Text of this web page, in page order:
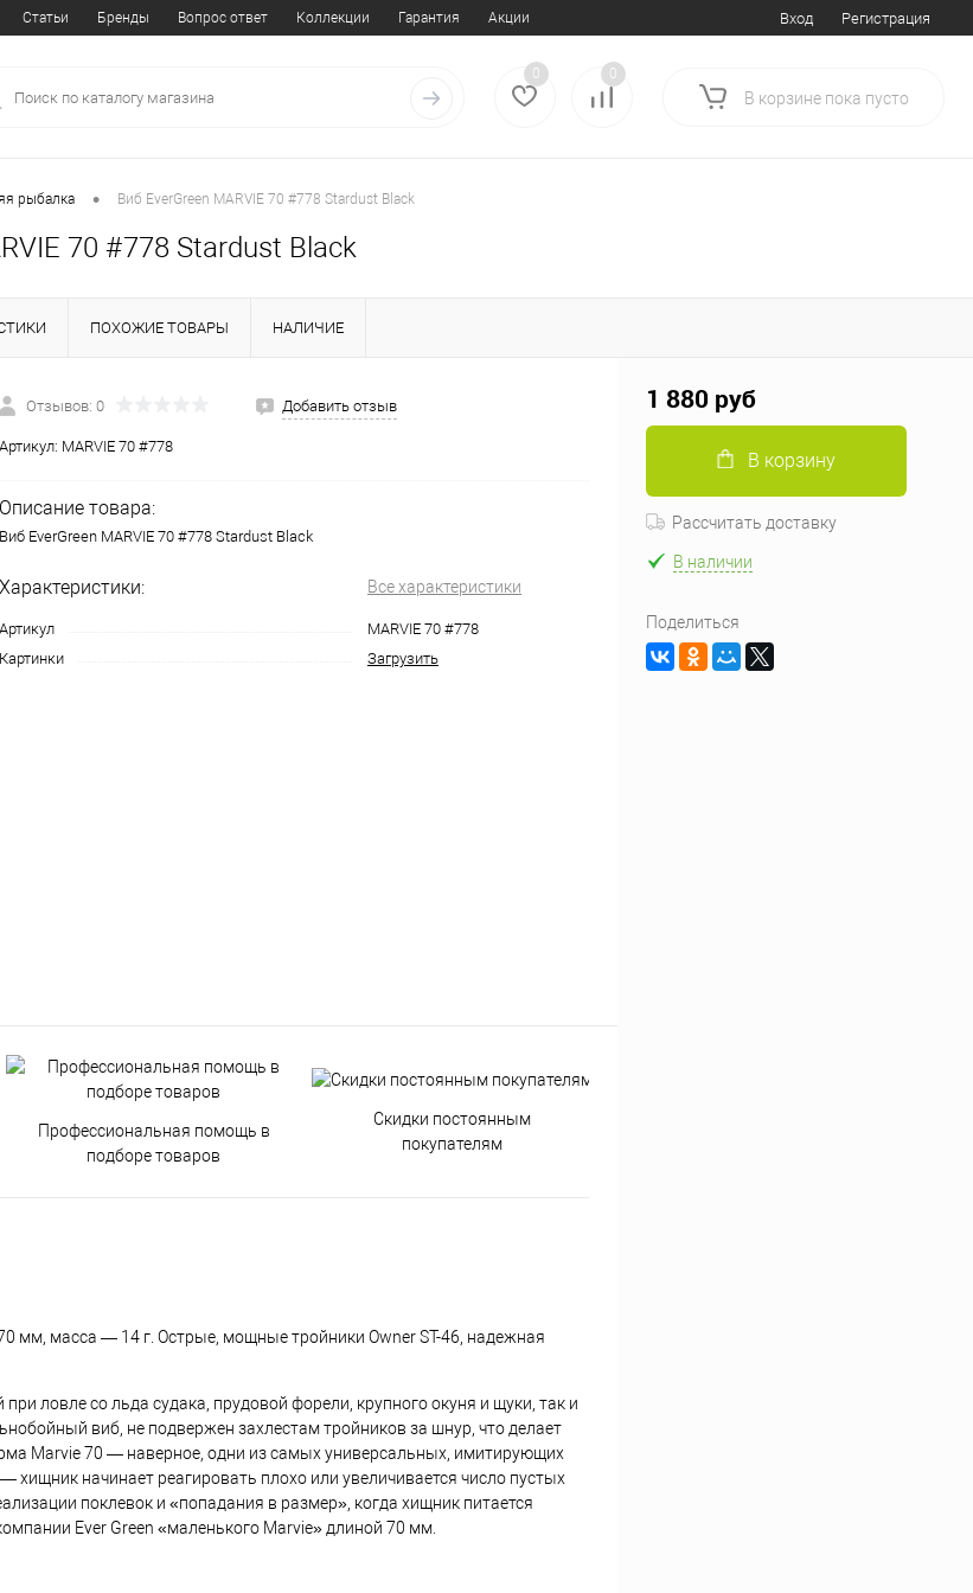
Статьи Бренды Вопрос ответ Коллекции Гарантия Акции Вход Регистрация
0 0
В корзине пока пусто
рыбалка • Виб EverGreen MARVIE 70 #778 Stardust Black
70 #778 Stardust Black
ПОХОЖИЕ ТОВАРЫ НАЛИЧИЕ
Отзывов: 0 Добавить отзыв
Артикул: MARVIE 70 #778
Описание товара:
Виб EverGreen MARVIE 70 #778 Stardust Black
Характеристики: Все характеристики
Артикул
MARVIE 70 #778
Картинки
Загрузить
Профессиональная помощь в
подборе товаров
Скидки постоянным
покупателям
мм, масса — 14 г. Острые, мощные тройники Owner ST-46, надежная
ловле со льда судака, прудовой форели, крупного окуня и щуки, так и
виб, не подвержен захлестам тройников за шнур, что делает
Marvie 70 — наверное, одни из самых универсальных, имитирующих
начинает реагировать плохо или увеличивается число пустых
поклевок и «попадания в размер», когда хищник питается
Ever Green «маленького Marvie» длиной 70 мм.
1 880 руб
В корзину
Рассчитать доставку
В наличии
Поделиться